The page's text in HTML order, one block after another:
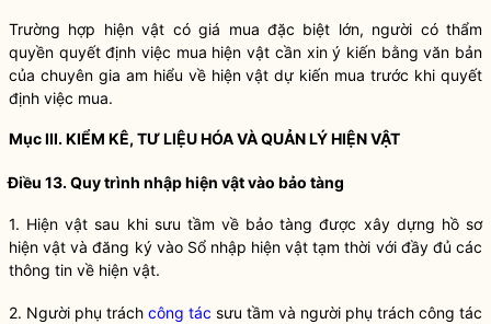
Trường hợp hiện vật có giá mua đặc biệt lớn, người có thẩm
quyền quyết định việc mua hiện vật cần xin ý kiến bằng văn bản
của chuyên gia am hiểu về hiện vật dự kiến mua trước khi quyết
định việc mua.
Mục III. KIỂM KÊ, TƯ LIỆU HÓA VÀ QUẢN LÝ HIỆN VẬT
Điều 13. Quy trình nhập hiện vật vào bảo tàng
1. Hiện vật sau khi sưu tầm về bảo tàng được xây dựng hồ sơ
hiện vật và đăng ký vào Sổ nhập hiện vật tạm thời với đầy đủ các
thông tin về hiện vật.
2. Người phụ trách công tác sưu tầm và người phụ trách công tác